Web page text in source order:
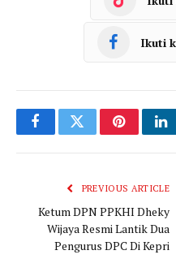
Ikuti
FacebookTwitterPinterest
PREVIOUS ARTICLE
Ketum DPN PPKHI Dheky
Wijaya Resmi Lantik Dua
Pengurus DPC Di Kepri